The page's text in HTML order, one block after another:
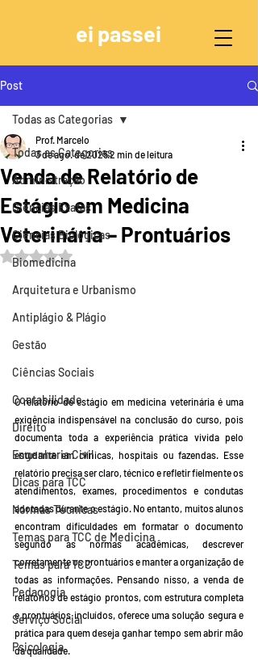
ei passei
Post
Todas as Categorias
Administração
Ciências Exatas
Ciências Biológicas
Biomedicina
Arquitetura e Urbanismo
Antiplágio & Plágio
Gestão
Ciências Sociais
Contabilidade
Direito
Engenharia Civil
Dicas para TCC
Normas Técnicas
Temas para TCC de Medicina
Temas para TCC
Pedagogia
Serviço Social
Psicologia
Todas as Categorias
Venda de Relatório de
Estágio em Medicina
Veterinária – Prontuários
Prof. Marcelo
3 de ago. de 20252 min de leitura
Avaliado com NaN de 5 estrelas.
O relatório de estágio em medicina veterinária é uma
exigência indispensável na conclusão do curso, pois
documenta toda a experiência prática vivida pelo
estudante em clínicas, hospitais ou fazendas. Esse
relatório precisa ser claro, técnico e refletir fielmente os
atendimentos, exames, procedimentos e condutas
adotadas durante o estágio. No entanto, muitos alunos
encontram dificuldades em formatar o documento
segundo as normas acadêmicas, descrever
corretamente os prontuários e manter a organização de
todas as informações. Pensando nisso, a venda de
relatórios de estágio prontos, com estrutura completa
e prontuários incluídos, oferece uma solução segura e
prática para quem deseja ganhar tempo sem abrir mão
da qualidade.